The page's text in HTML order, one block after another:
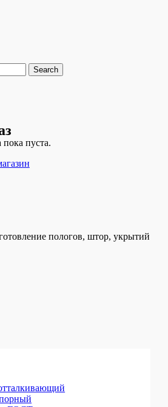
Search
пуста.
пологов, штор, укрытий